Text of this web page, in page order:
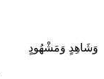
وَشَاهِدٍ وَمَشْهُودٍ